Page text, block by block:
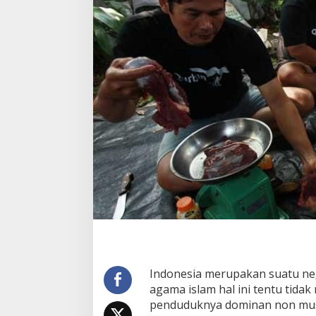
Indonesia merupakan suatu
agama islam hal ini tentu
penduduknya dominan non